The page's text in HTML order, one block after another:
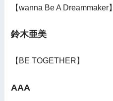
【wanna Be A Dreammaker】
鈴木亜美
【BE TOGETHER】
AAA